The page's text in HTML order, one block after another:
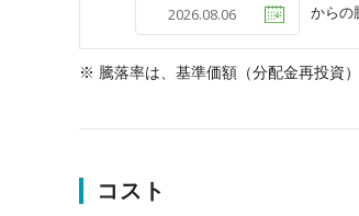
からの
※ 騰落率は、基準価額（分配金再投資
コスト